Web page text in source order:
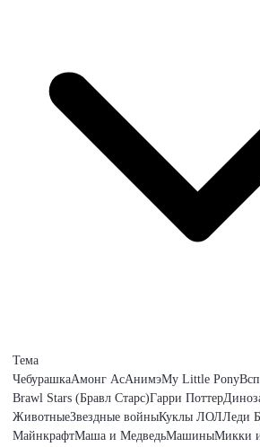
Тема
ЧебурашкаАмонг АсАнимэMy Little Pony
Brawl Stars (Бравл Старс)Гарри Поттер
ЖивотныеЗвездные войныКуклы ЛОЛЛеди
МайнкрафтМаша и МедведьМашиныМикки